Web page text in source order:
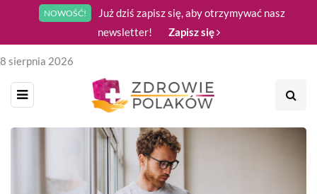
NOWOŚĆ!
Już dziś zapisz się, aby otrzymywać nasz
newsletter!
Zapisz się
8 sierpnia 2026